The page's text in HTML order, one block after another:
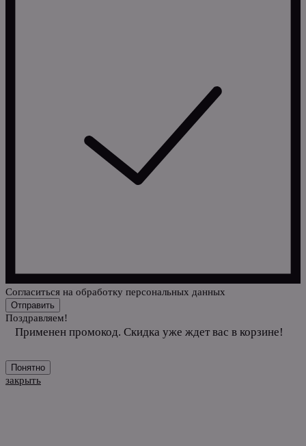
Cогласиться на обработку персональных данных
Отправить
Поздравляем!
Применен промокод. Скидка уже ждет вас в корзине!
Понятно
закрыть